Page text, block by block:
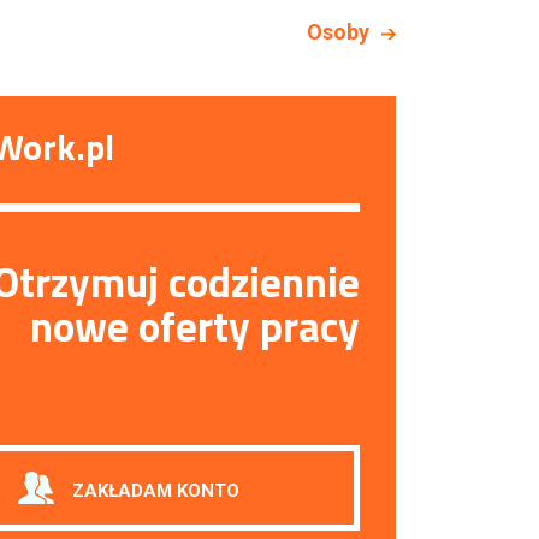
Osoby
codziennie
nowe oferty pracy
ZAKŁADAM KONTO